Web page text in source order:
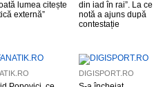
lumea citește
externă”
din iad în rai”. La ce
notă a ajuns după
contestație
DIGISPORT.RO